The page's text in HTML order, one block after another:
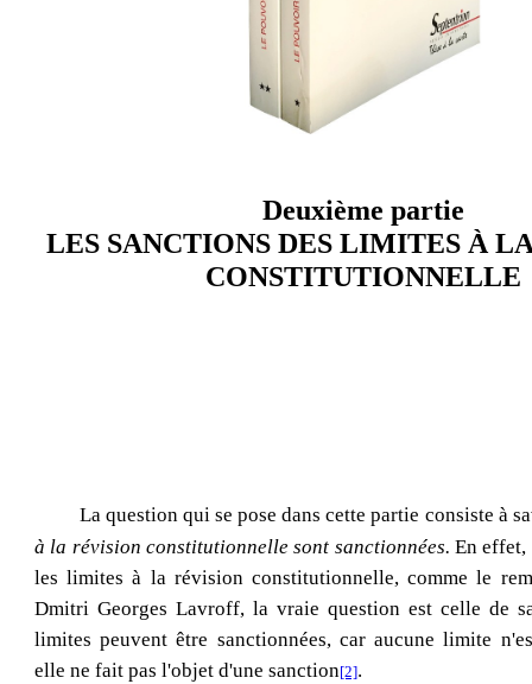
Deuxième partie
LES SANCTIONS DES LIMITES À
CONSTITUTIONNELLE
La question qui se pose dans cette partie consiste à
à la révision constitutionnelle sont sanctionnées. En effet,
les limites à la révision constitutionnelle, comme le
Dmitri Georges Lavroff, la vraie question est celle de
limites peuvent être sanctionnées, car aucune limite
elle ne fait pas l'objet d'une sanction[2].